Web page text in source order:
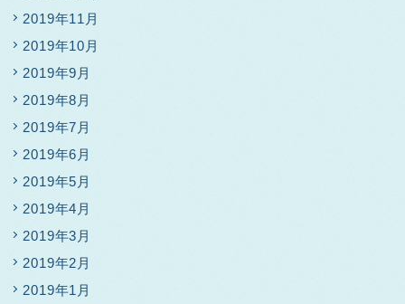
2019年11月
2019年10月
2019年9月
2019年8月
2019年7月
2019年6月
2019年5月
2019年4月
2019年3月
2019年2月
2019年1月